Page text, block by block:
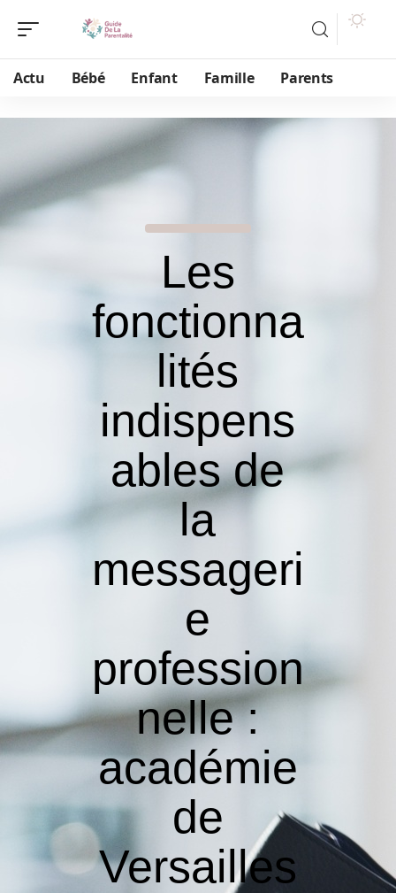
Actu Bébé Enfant Famille Parents
Les
fonctionna
lités
indispens
ables de
la
messageri
e
profession
nelle :
académie
de
Versailles